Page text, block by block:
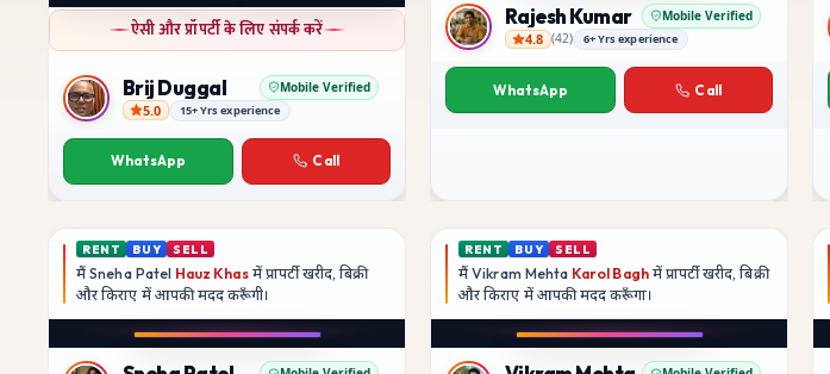
बिक्री
3 BHK
Mayur Vihar
SFS Flats में उपलब्ध
₹1.5 Crore
Instagram
ऐसी और प्रॉपर्टी के लिए संपर्क करें
Brij Duggal
Brij Duggal Mobile Verified
5.0 15+ Yrs experience
WhatsApp Call
Rajesh Kumar
Rajesh Kumar Mobile Verified
4.8 (42) 6+ Yrs experience
WhatsApp Call
RENT BUY SELL
मैंSneha Patel Hauz Khasमें प्रापर्टी खरीद, बिक्री
और किराए में आपकी मददकरूँगी।
RENT BUY SELL
मैंVikram Mehta Karol Baghमें प्रापर्टी खरीद, बिक्री
और किराए में आपकी मददकरूँगा।